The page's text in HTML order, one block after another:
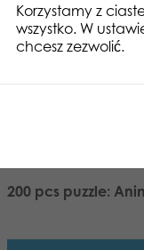
200 pcs puzzle:
Korzystamy z
wszystko. W
chcesz zezwolić.